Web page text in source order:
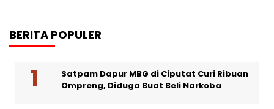
BERITA POPULER
Satpam Dapur MBG di Ciputat Curi Ribuan
Ompreng, Diduga Buat Beli Narkoba